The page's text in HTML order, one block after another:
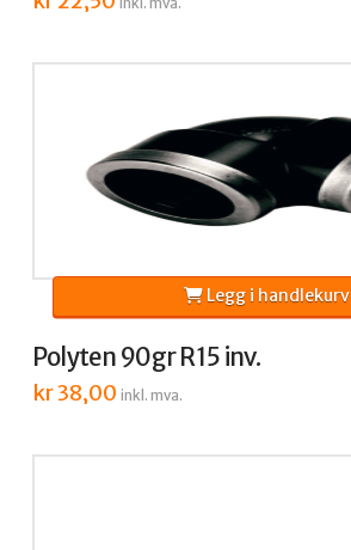
Polyten 90gr R15 inv.
kr38,00 inkl. mva.
Legg i handlekurv